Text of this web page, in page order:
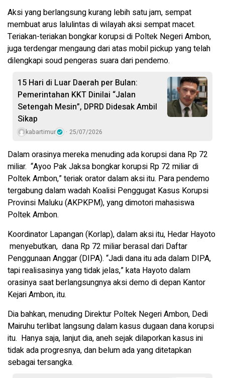
Aksi yang berlangsung kurang lebih satu jam, sempat
membuat arus lalulintas di wilayah aksi sempat macet.
Teriakan-teriakan bongkar korupsi di Poltek Negeri Ambon,
juga terdengar mengaung dari atas mobil pickup yang telah
dilengkapi soud pengeras suara dari pendemo.
15 Hari di Luar Daerah per Bulan:
Pemerintahan KKT Dinilai “Jalan
Setengah Mesin”, DPRD Didesak Ambil
Sikap
kabartimur 25/07/2026
Dalam orasinya mereka menuding ada korupsi dana Rp 72
miliar. “Ayoo Pak Jaksa bongkar korupsi Rp 72 miliar di
Poltek Ambon,” teriak orator dalam aksi itu. Para pendemo
tergabung dalam wadah Koalisi Penggugat Kasus Korupsi
Provinsi Maluku (AKPKPM), yang dimotori mahasiswa
Poltek Ambon.
Koordinator Lapangan (Korlap), dalam aksi itu, Hedar Hayoto
menyebutkan, dana Rp 72 miliar berasal dari Daftar
Penggunaan Anggar (DIPA). “Jadi dana itu ada dalam DIPA,
tapi realisasinya yang tidak jelas,” kata Hayoto dalam
orasinya saat berlangsungnya aksi demo di depan Kantor
Kejari Ambon, itu.
Dia bahkan, menuding Direktur Poltek Negeri Ambon, Dedi
Mairuhu terlibat langsung dalam kasus dugaan dana korupsi
itu. Hanya saja, lanjut dia, aneh sejak dilaporkan kasus ini
tidak ada progresnya, dan belum ada yang ditetapkan
sebagai tersangka.